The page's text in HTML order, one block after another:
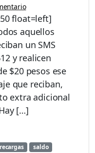
e
n
r
o
m
c
i
o
n
e
float=left]
aquellos
un SMS
y realicen
$20 pesos ese
que reciban,
extra adicional
[…]
recargas saldo